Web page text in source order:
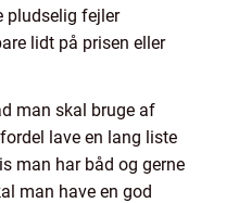
pludselig fejler
lidt på prisen eller
man skal bruge af
lave en lang liste
man har båd og gerne
man have en god